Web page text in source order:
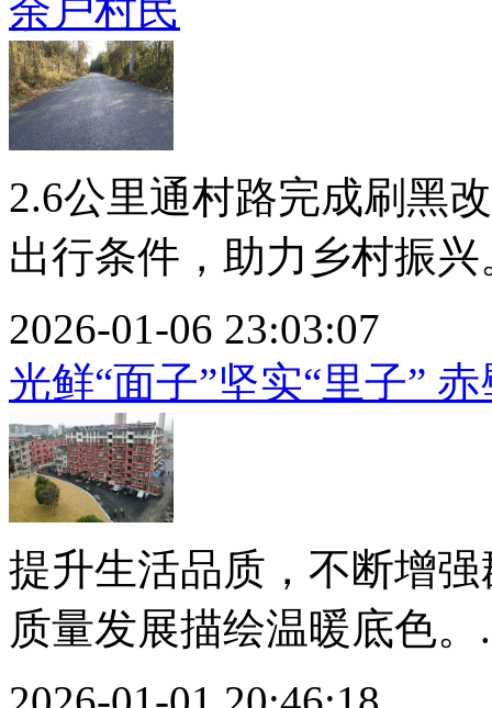
余户村民
2.6公里通村路完成刷黑
出行条件，助力乡村振兴
2026-01-06 23:03:07
光鲜“面子”坚实“里子”
提升生活品质，不断增
质量发展描绘温暖底色。